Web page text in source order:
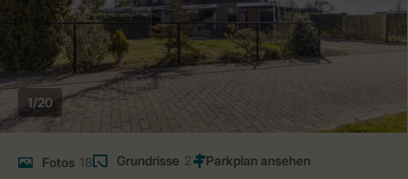
1/20
Fotos 18 Grundrisse 2